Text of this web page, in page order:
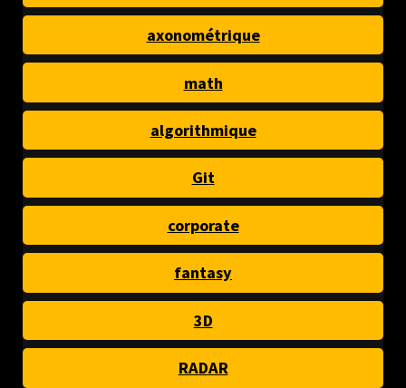
axonométrique
math
algorithmique
Git
corporate
fantasy
3D
RADAR